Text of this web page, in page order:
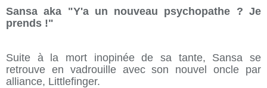
Sansa aka "Y'a un nouveau psychopathe ? Je
prends !"
Suite à la mort inopinée de sa tante, Sansa se
retrouve en vadrouille avec son nouvel oncle par
alliance, Littlefinger.